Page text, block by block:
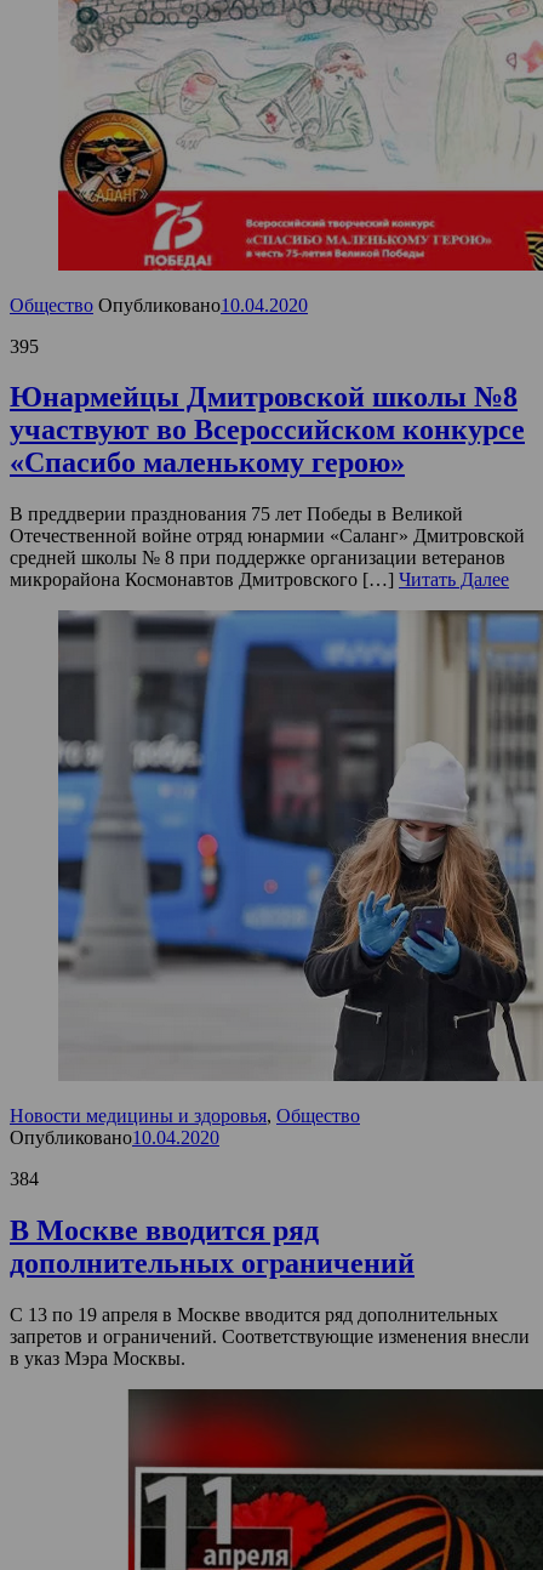
Общество Опубликовано10.04.2020
395
Юнармейцы Дмитровской школы №8
участвуют во Всероссийском конкурсе
«Спасибо маленькому герою»
В преддверии празднования 75 лет Победы в Великой
Отечественной войне отряд юнармии «Саланг» Дмитровской
средней школы № 8 при поддержке организации ветеранов
микрорайона Космонавтов Дмитровского […] Читать Далее
Новости медицины и здоровья, Общество
Опубликовано10.04.2020
384
В Москве вводится ряд
дополнительных ограничений
С 13 по 19 апреля в Москве вводится ряд дополнительных
запретов и ограничений. Соответствующие изменения внесли
в указ Мэра Москвы.